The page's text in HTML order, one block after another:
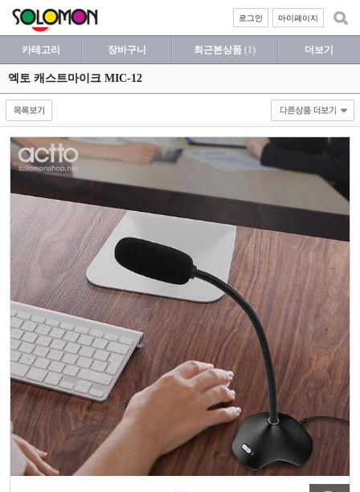
마이페이지
로그인
카테고리 장바구니 최근본상품 (1) 더보기
엑토 캐스트마이크 MIC-12